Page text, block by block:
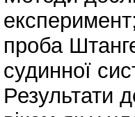
проба
судинної
Результати